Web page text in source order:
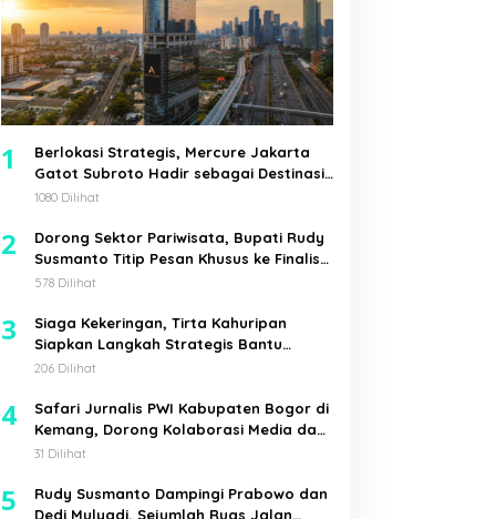
1
Berlokasi Strategis, Mercure Jakarta
Gatot Subroto Hadir sebagai Destinasi
Pilihan untuk Bisnis, Staycation,
1080 Dilihat
2
Dorong Sektor Pariwisata, Bupati Rudy
Susmanto Titip Pesan Khusus ke Finalis
Mojang Jajaka Kabupaten Bogor
578 Dilihat
3
Siaga Kekeringan, Tirta Kahuripan
Siapkan Langkah Strategis Bantu
Pemkab Bogor
206 Dilihat
4
Safari Jurnalis PWI Kabupaten Bogor di
Kemang, Dorong Kolaborasi Media dan
Pemerintah Desa
31 Dilihat
5
Rudy Susmanto Dampingi Prabowo dan
Dedi Mulyadi, Sejumlah Ruas Jalan